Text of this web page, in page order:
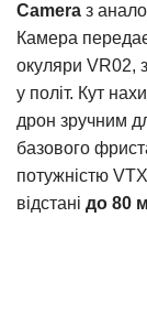
Camera з
Камера
окуляри VR02,
у політ. Кут
дрон зручним
базового
потужністю
відстані до 80